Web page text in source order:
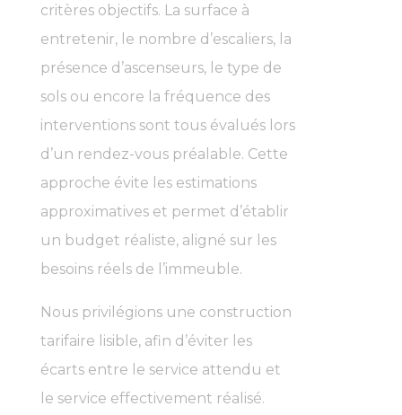
critères objectifs. La surface à
entretenir, le nombre d’escaliers, la
présence d’ascenseurs, le type de
sols ou encore la fréquence des
interventions sont tous évalués lors
d’un rendez-vous préalable. Cette
approche évite les estimations
approximatives et permet d’établir
un budget réaliste, aligné sur les
besoins réels de l’immeuble.
Nous privilégions une construction
tarifaire lisible, afin d’éviter les
écarts entre le service attendu et
le service effectivement réalisé.